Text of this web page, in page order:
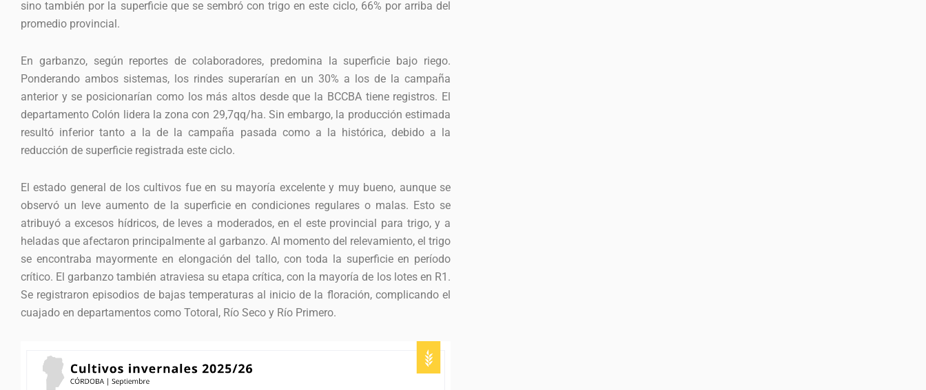
sino también por la superficie que se sembró con trigo en este ciclo, 66% por arriba del
promedio provincial.
En garbanzo, según reportes de colaboradores, predomina la superficie bajo riego.
Ponderando ambos sistemas, los rindes superarían en un 30% a los de la campaña
anterior y se posicionarían como los más altos desde que la BCCBA tiene registros. El
departamento Colón lidera la zona con 29,7qq/ha. Sin embargo, la producción estimada
resultó inferior tanto a la de la campaña pasada como a la histórica, debido a la
reducción de superficie registrada este ciclo.
El estado general de los cultivos fue en su mayoría excelente y muy bueno, aunque se
observó un leve aumento de la superficie en condiciones regulares o malas. Esto se
atribuyó a excesos hídricos, de leves a moderados, en el este provincial para trigo, y a
heladas que afectaron principalmente al garbanzo. Al momento del relevamiento, el trigo
se encontraba mayormente en elongación del tallo, con toda la superficie en período
crítico. El garbanzo también atraviesa su etapa crítica, con la mayoría de los lotes en R1.
Se registraron episodios de bajas temperaturas al inicio de la floración, complicando el
cuajado en departamentos como Totoral, Río Seco y Río Primero.